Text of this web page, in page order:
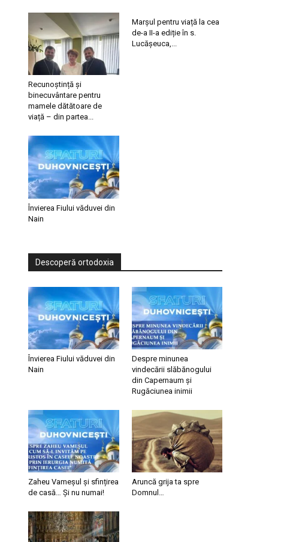
Recunoștință și
binecuvântare pentru
mamele dătătoare de
viață – din partea...
Marșul pentru viață la cea
de-a II-a ediție în s.
Lucășeuca,...
Învierea Fiului văduvei din
Nain
Descoperă ortodoxia
Învierea Fiului văduvei din
Nain
Despre minunea
vindecării slăbănogului
din Capernaum și
Rugăciunea inimii
Zaheu Vameșul și sfințirea
de casă… Și nu numai!
Aruncă grija ta spre
Domnul…